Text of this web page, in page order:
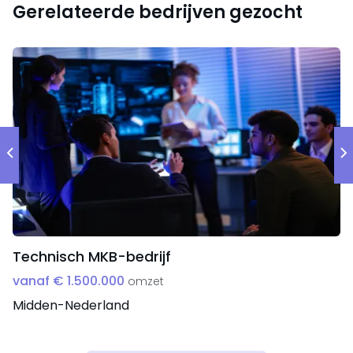
nationaal als internationaal niveau, en waarvan de
technologie en productontwikkeling een
onderscheidend vermogen bieden in de markt.
Gerelateerde bedrijven gezocht
Technisch MKB-bedrijf
vanaf € 1.500.000 omzet
Midden-Nederland